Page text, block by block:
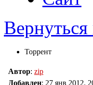
Вернуться
Торрент
Автор: zip
Добавлен: 27 янв 2012,